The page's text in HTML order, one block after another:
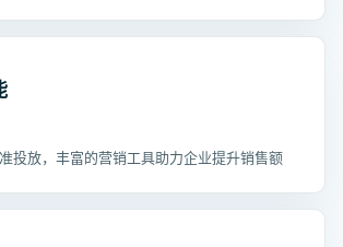
投放，丰富的营销工具助力企业提升销售额